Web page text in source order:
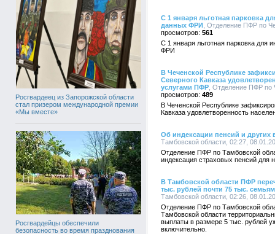
Росгвардеец из Запорожской области
стал призером международной премии
«Мы вместе»
Росгвардейцы обеспечили
безопасность во время празднования
С 1 января льготная парковка
данных ФРИ , Отделение ПФР по
561
С 1 января льготная парковка для
ФРИ
В Чеченской Республике
Северного Кавказа
услугами ПФР , Отделение ПФР по
489
В Чеченской Республике
Кавказа удовлетворенность
Об индексации пенсий и других
Тамбовской области, 02:27,
Отделение ПФР по Тамбовской
индексация страховых пенсий для
В Тамбовской области ПФР
тыс. рублей почти 75 тыс.
Тамбовской области, 02:26,
Отделение ПФР по Тамбовской
Тамбовской области
выплаты в размере 5 тыс. рублей
включительно.